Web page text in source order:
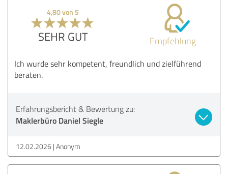
4,80 von 5
SEHR GUT Empfehlung
Ich wurde sehr kompetent, freundlich und zielführend
beraten.
Erfahrungsbericht & Bewertung zu:
Maklerbüro Daniel Siegle
12.02.2026 Anonym